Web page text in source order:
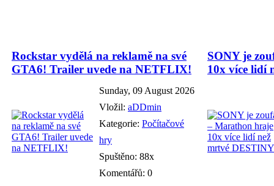
Rockstar vydělá na reklamě na své
GTA6! Trailer uvede na NETFLIX!
Sunday, 09 August 2026
Vložil: aDDmin
Kategorie: Počítačové
hry
Spuštěno: 88x
Komentářů: 0
SONY je
10x více lidí